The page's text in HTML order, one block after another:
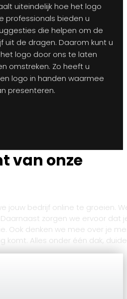
uiteindelijk hoe het logo
professionals bieden u
die helpen om de
uit de dragen. Daarom kunt u
logo door ons te laten
omstreken. Zo heeft u
logo in handen waarmee
presenteren.
van onze
jouw bedrijf online te groeien.
zorgen we ervoor
Ook denken we mee over je
komt. Alles onder één dak,